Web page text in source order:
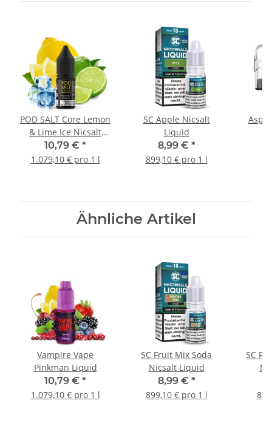
POD SALT Core Lemon
& Lime Ice Nicsalt
Liquid 10ml
10,79 € *
1.079,10 € pro 1 l
SC Apple Nicsalt
Liquid
8,99 € *
899,10 € pro 1 l
Ähnliche Artikel
Vampire Vape
Pinkman Liquid
10,79 € *
1.079,10 € pro 1 l
SC Fruit Mix Soda
Nicsalt Liquid
8,99 € *
899,10 € pro 1 l
SC